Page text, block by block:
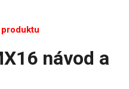
návod a